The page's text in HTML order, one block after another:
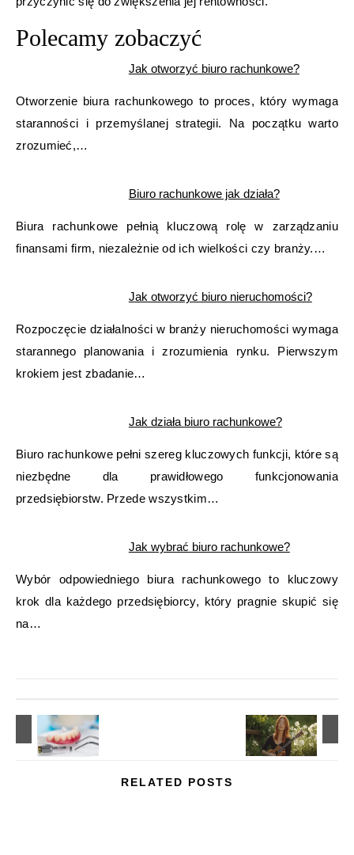
Polecamy zobaczyć
Jak otworzyć biuro rachunkowe?
Otworzenie biura rachunkowego to proces, który wymaga
staranności i przemyślanej strategii. Na początku warto
zrozumieć,…
Biuro rachunkowe jak działa?
Biura rachunkowe pełnią kluczową rolę w zarządzaniu
finansami firm, niezależnie od ich wielkości czy branży.…
Jak otworzyć biuro nieruchomości?
Rozpoczęcie działalności w branży nieruchomości wymaga
starannego planowania i zrozumienia rynku. Pierwszym
krokiem jest zbadanie…
Jak działa biuro rachunkowe?
Biuro rachunkowe pełni szereg kluczowych funkcji, które są
niezbędne dla prawidłowego funkcjonowania
przedsiębiorstw. Przede wszystkim…
Jak wybrać biuro rachunkowe?
Wybór odpowiedniego biura rachunkowego to kluczowy
krok dla każdego przedsiębiorcy, który pragnie skupić się
na…
RELATED POSTS